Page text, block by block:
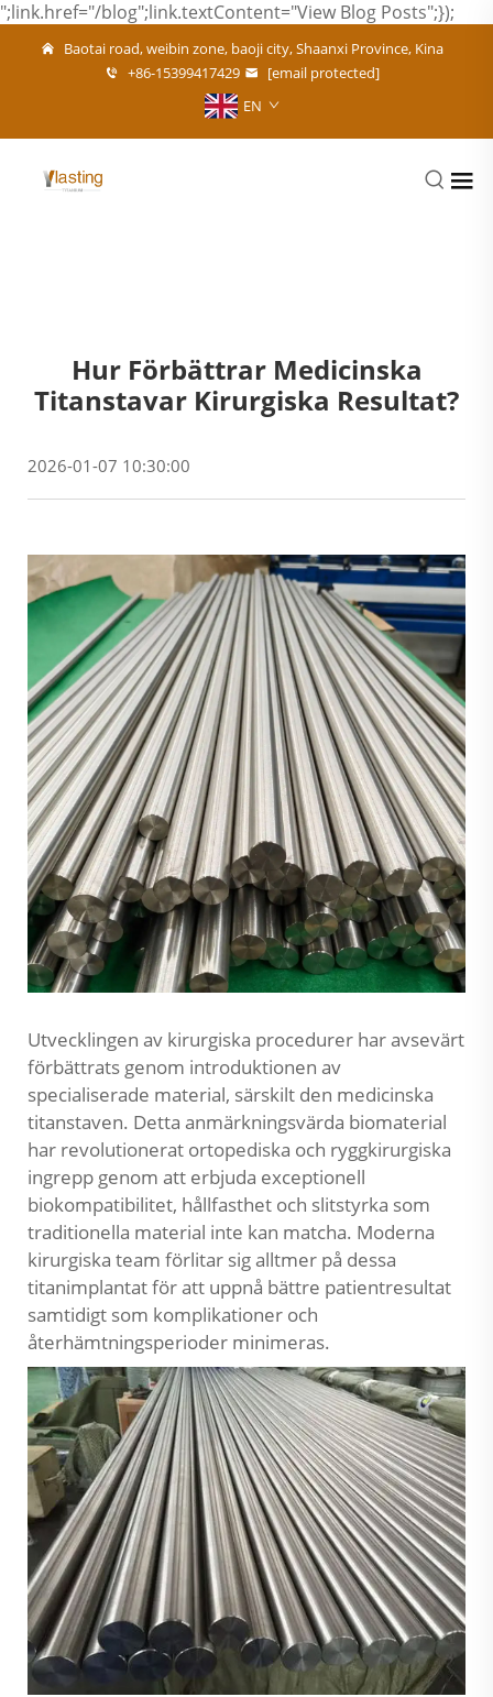
";link.href="/blog";link.textContent="View Blog Posts";});
Baotai road, weibin zone, baoji city, Shaanxi Province, Kina
+86-15399417429
[email protected]
EN
Hur Förbättrar Medicinska
Titanstavar Kirurgiska Resultat?
2026-01-07 10:30:00
Utvecklingen av kirurgiska procedurer har avsevärt
förbättrats genom introduktionen av
specialiserade material, särskilt den medicinska
titanstaven. Detta anmärkningsvärda biomaterial
har revolutionerat ortopediska och ryggkirurgiska
ingrepp genom att erbjuda exceptionell
biokompatibilitet, hållfasthet och slitstyrka som
traditionella material inte kan matcha. Moderna
kirurgiska team förlitar sig alltmer på dessa
titanimplantat för att uppnå bättre patientresultat
samtidigt som komplikationer och
återhämtningsperioder minimeras.